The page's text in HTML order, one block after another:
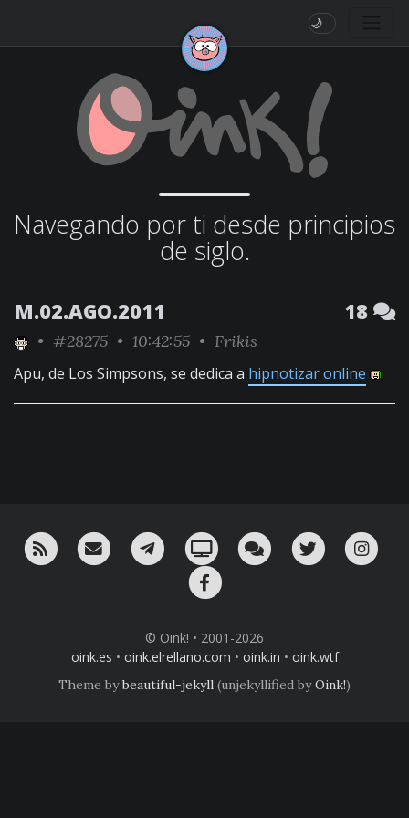
🌙
Navegando por ti desde principios
de siglo.
M.02.AGO.2011 18
• #28275 • 10:42:55 • Frikis
Apu, de Los Simpsons, se dedica a hipnotizar online
RSS ¡Mándame un email!¡Nuestro canal en Telegram!
Oink! TV Charla con nosotros
Twitter
© Oink! • 2001-2026
oink.es • oink.elrellano.com • oink.in • oink.wtf
Theme bybeautiful-jekyll (unjekyllified byOink!)